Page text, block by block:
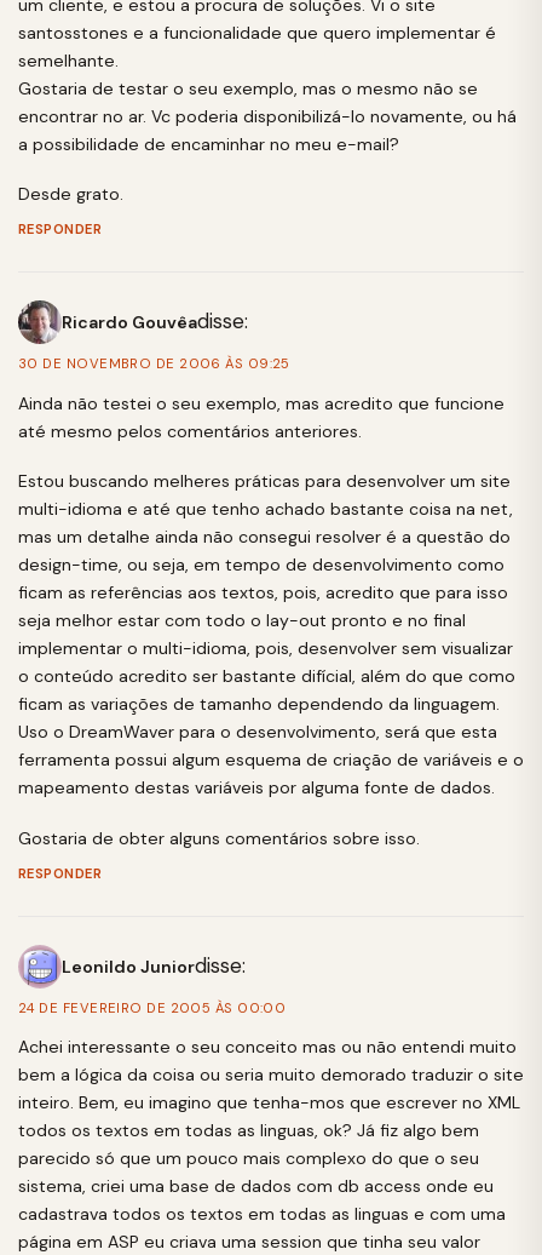
santosstones e a funcionalidade que quero implementar é
semelhante.
Gostaria de testar o seu exemplo, mas o mesmo não se
encontrar no ar. Vc poderia disponibilizá-lo novamente, ou há
a possibilidade de encaminhar no meu e-mail?
Desde grato.
RESPONDER
Ricardo Gouvêadisse:
30 DE NOVEMBRO DE 2006 ÀS 09:25
Ainda não testei o seu exemplo, mas acredito que funcione
até mesmo pelos comentários anteriores.
Estou buscando melheres práticas para desenvolver um site
multi-idioma e até que tenho achado bastante coisa na net,
mas um detalhe ainda não consegui resolver é a questão do
design-time, ou seja, em tempo de desenvolvimento como
ficam as referências aos textos, pois, acredito que para isso
seja melhor estar com todo o lay-out pronto e no final
implementar o multi-idioma, pois, desenvolver sem visualizar
o conteúdo acredito ser bastante difícial, além do que como
ficam as variações de tamanho dependendo da linguagem.
Uso o DreamWaver para o desenvolvimento, será que esta
ferramenta possui algum esquema de criação de variáveis e o
mapeamento destas variáveis por alguma fonte de dados.
Gostaria de obter alguns comentários sobre isso.
RESPONDER
Leonildo Juniordisse:
24 DE FEVEREIRO DE 2005 ÀS 00:00
Achei interessante o seu conceito mas ou não entendi muito
bem a lógica da coisa ou seria muito demorado traduzir o site
inteiro. Bem, eu imagino que tenha-mos que escrever no XML
todos os textos em todas as linguas, ok? Já fiz algo bem
parecido só que um pouco mais complexo do que o seu
sistema, criei uma base de dados com db access onde eu
cadastrava todos os textos em todas as linguas e com uma
página em ASP eu criava uma session que tinha seu valor